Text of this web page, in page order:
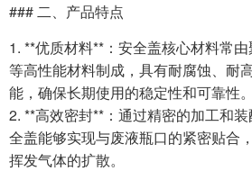
### 二、产品特点
1. **优质材料**：安全盖核心材料常由
等高性能材料制成，具有耐腐蚀、耐
能，确保长期使用的稳定性和可靠性。
2. **高效密封**：通过精密的加工和
全盖能够实现与废液瓶口的紧密贴合
挥发气体的扩散。